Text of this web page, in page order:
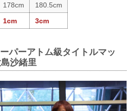
178cm
180.5cm
1cm 3cm
パーアトム級タイトルマッ
沙緒里